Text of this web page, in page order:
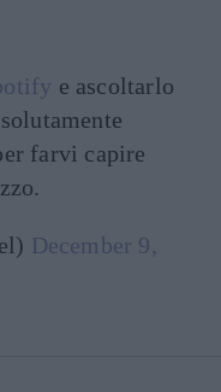
e ascoltarlo
farvi capire
December 9,